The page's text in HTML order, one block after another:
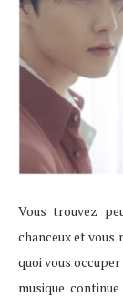
Vous trouvez
chanceux et vous
quoi vous
musique